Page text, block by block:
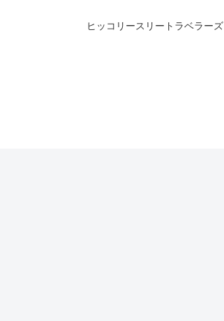
ヒッコリースリートラベラーズ